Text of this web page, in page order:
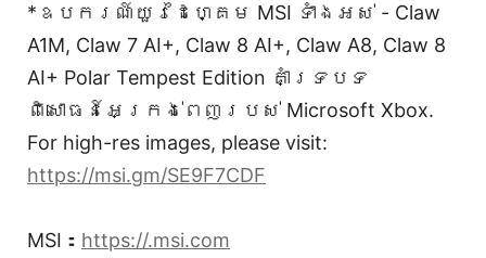
*ឧបករណ៍យួរដៃហ្គេម MSI ទាំងអស់ - Claw
A1M, Claw 7 AI+, Claw 8 AI+, Claw A8, Claw 8
AI+ Polar Tempest Edition គាំទ្របទ
ពិសោធន៍អេក្រង់ពេញរបស់ Microsoft Xbox.
For high-res images, please visit:
https://msi.gm/SE9F7CDF
MSI： https://.msi.com